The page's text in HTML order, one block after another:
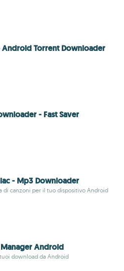
Android Torrent Downloader
- Fast Saver
- Mp3 Downloader
di canzoni per il tuo dispositivo Android
Android
download da Android